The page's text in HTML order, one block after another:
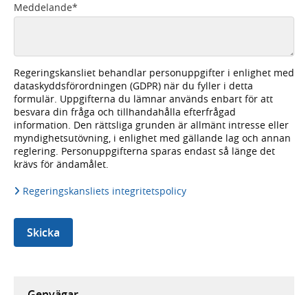
Meddelande*
Regeringskansliet behandlar personuppgifter i enlighet med
dataskyddsförordningen (GDPR) när du fyller i detta
formulär. Uppgifterna du lämnar används enbart för att
besvara din fråga och tillhandahålla efterfrågad
information. Den rättsliga grunden är allmänt intresse eller
myndighetsutövning, i enlighet med gällande lag och annan
reglering. Personuppgifterna sparas endast så länge det
krävs för ändamålet.
Regeringskansliets integritetspolicy
Skicka